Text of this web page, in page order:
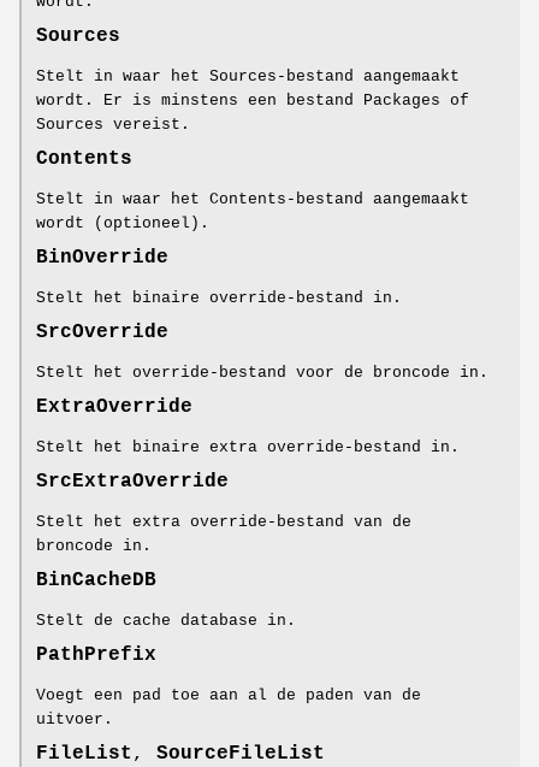
Sources
Stelt in waar het Sources-bestand aangemaakt
wordt. Er is minstens een bestand Packages of
Sources vereist.
Contents
Stelt in waar het Contents-bestand aangemaakt
wordt (optioneel).
BinOverride
Stelt het binaire override-bestand in.
SrcOverride
Stelt het override-bestand voor de broncode in.
ExtraOverride
Stelt het binaire extra override-bestand in.
SrcExtraOverride
Stelt het extra override-bestand van de
broncode in.
BinCacheDB
Stelt de cache database in.
PathPrefix
Voegt een pad toe aan al de paden van de
uitvoer.
FileList , SourceFileList